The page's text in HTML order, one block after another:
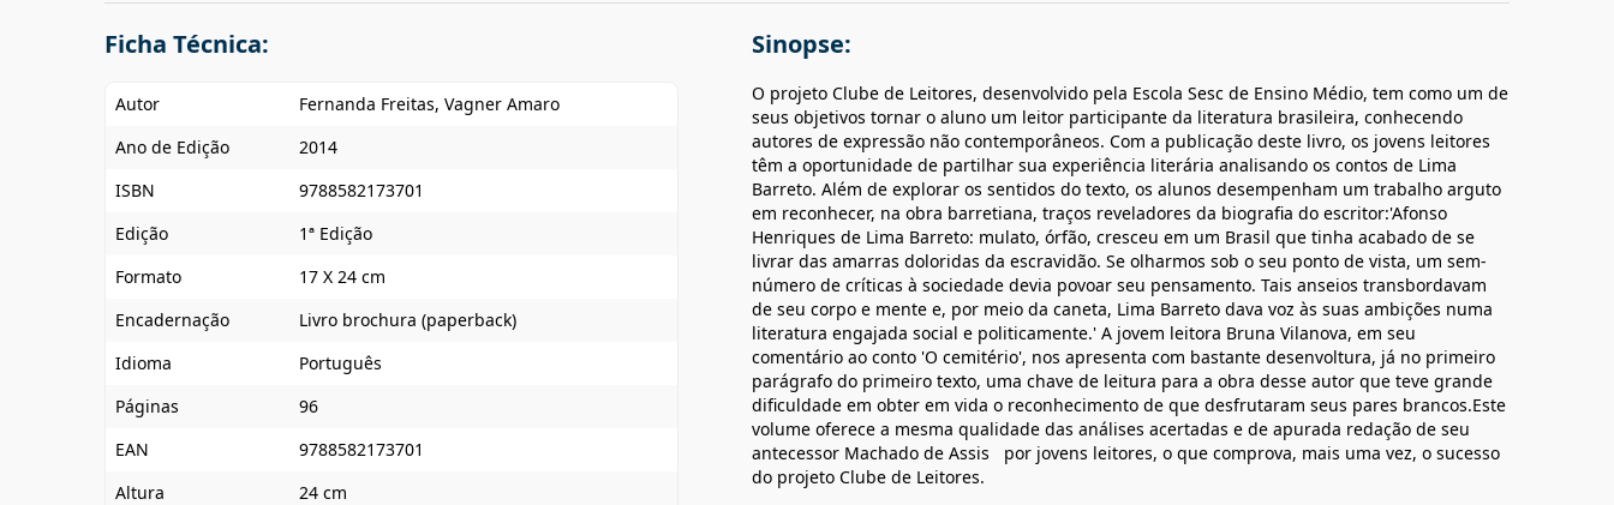
Ficha Técnica:
Autor
Fernanda Freitas, Vagner Amaro
Ano de Edição
2014
ISBN
9788582173701
Edição
1ª Edição
Formato
17 X 24 cm
Encadernação
Livro brochura (paperback)
Idioma
Português
Páginas
96
EAN
9788582173701
Altura
24 cm
Sinopse:
O projeto Clube de Leitores, desenvolvido pela Escola Sesc de Ensino Médio, tem como um de
seus objetivos tornar o aluno um leitor participante da literatura brasileira, conhecendo
autores de expressão não contemporâneos. Com a publicação deste livro, os jovens leitores
têm a oportunidade de partilhar sua experiência literária analisando os contos de Lima
Barreto. Além de explorar os sentidos do texto, os alunos desempenham um trabalho arguto
em reconhecer, na obra barretiana, traços reveladores da biografia do escritor:'Afonso
Henriques de Lima Barreto: mulato, órfão, cresceu em um Brasil que tinha acabado de se
livrar das amarras doloridas da escravidão. Se olharmos sob o seu ponto de vista, um sem-
número de críticas à sociedade devia povoar seu pensamento. Tais anseios transbordavam
de seu corpo e mente e, por meio da caneta, Lima Barreto dava voz às suas ambições numa
literatura engajada social e politicamente.' A jovem leitora Bruna Vilanova, em seu
comentário ao conto 'O cemitério', nos apresenta com bastante desenvoltura, já no primeiro
parágrafo do primeiro texto, uma chave de leitura para a obra desse autor que teve grande
dificuldade em obter em vida o reconhecimento de que desfrutaram seus pares brancos.Este
volume oferece a mesma qualidade das análises acertadas e de apurada redação de seu
antecessor Machado de Assis por jovens leitores, o que comprova, mais uma vez, o sucesso
do projeto Clube de Leitores.